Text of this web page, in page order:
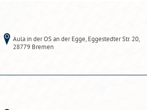
Aula in der OS an der Egge, Eggestedter Str. 20,
28779 Bremen